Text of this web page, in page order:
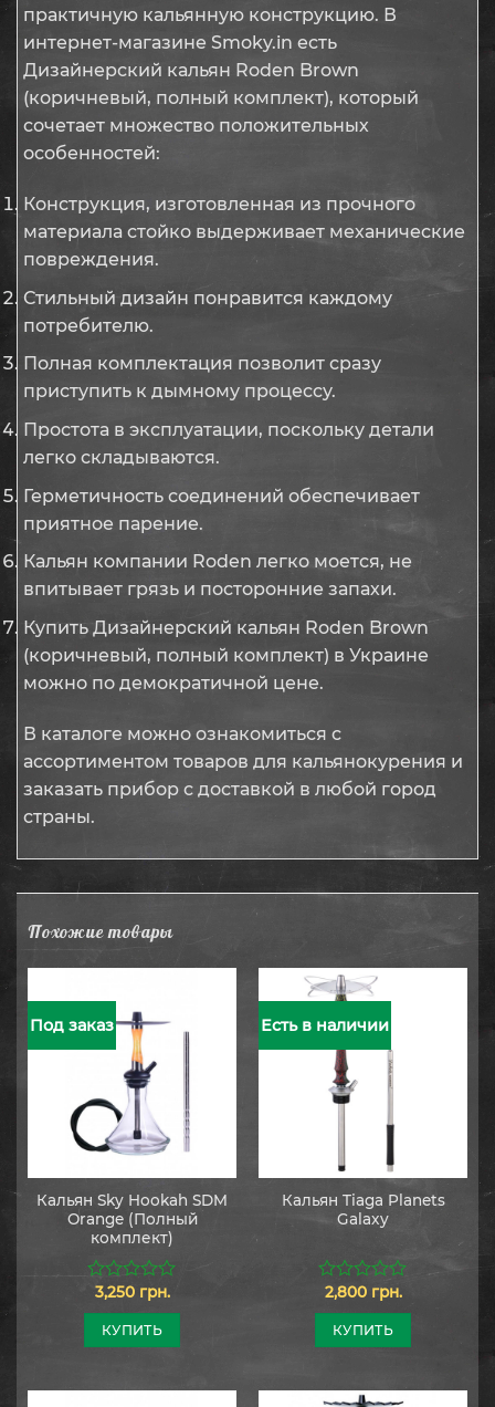
практичную кальянную конструкцию. В
интернет-магазине Smoky.in есть
Дизайнерский кальян Roden Brown
(коричневый, полный комплект), который
сочетает множество положительных
особенностей:
Конструкция, изготовленная из прочного
материала стойко выдерживает механические
повреждения.
Стильный дизайн понравится каждому
потребителю.
Полная комплектация позволит сразу
приступить к дымному процессу.
Простота в эксплуатации, поскольку детали
легко складываются.
Герметичность соединений обеспечивает
приятное парение.
Кальян компании Roden легко моется, не
впитывает грязь и посторонние запахи.
Купить Дизайнерский кальян Roden Brown
(коричневый, полный комплект) в Украине
можно по демократичной цене.
В каталоге можно ознакомиться с
ассортиментом товаров для кальянокурения и
заказать прибор с доставкой в любой город
страны.
Похожие товары
Под заказ
Кальян Sky Hookah SDM
Orange (Полный
комплект)
0
из
3,250 грн.
КУПИТЬ
Есть в наличии
Кальян Tiaga Planets
Galaxy
0
из
2,800 грн.
КУПИТЬ